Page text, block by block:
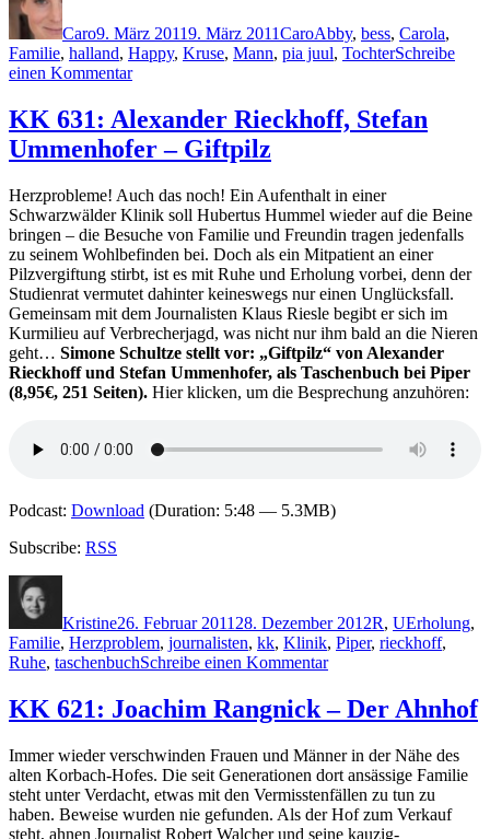
Caro9. März 20119. März 2011CaroAbby, bess, Carola,
Familie, halland, Happy, Kruse, Mann, pia juul, TochterSchreibe
einen Kommentarzu
641:
Pia
Juul
Das
Leben
nach
dem
Happy
End
KK 631: Alexander Rieckhoff, Stefan
Ummenhofer – Giftpilz
Herzprobleme! Auch das noch! Ein Aufenthalt in einer
Schwarzwälder Klinik soll Hubertus Hummel wieder auf die Beine
bringen – die Besuche von Familie und Freundin tragen jedenfalls
zu seinem Wohlbefinden bei. Doch als ein Mitpatient an einer
Pilzvergiftung stirbt, ist es mit Ruhe und Erholung vorbei, denn der
Studienrat vermutet dahinter keineswegs nur einen Unglücksfall.
Gemeinsam mit dem Journalisten Klaus Riesle begibt er sich im
Kurmilieu auf Verbrecherjagd, was nicht nur ihm bald an die Nieren
geht… Simone Schultze stellt vor: „Giftpilz“ von Alexander
Rieckhoff und Stefan Ummenhofer, als Taschenbuch bei Piper
(8,95€, 251 Seiten). Hier klicken, um die Besprechung anzuhören:
Podcast: Download (Duration: 5:48 — 5.3MB)
Subscribe: RSS
Kristine26. Februar 2011 28. Dezember 2012R, UErholung,
Familie, Herzproblem, journalisten, kk, Klinik, Piper, rieckhoff,
Ruhe, taschenbuchSchreibe einen Kommentarzu
631:
Alexander
Stefan
Ummenhofer
–
Giftpilz
KK 621: Joachim Rangnick – Der Ahnhof
Immer wieder verschwinden Frauen und Männer in der Nähe des
alten Korbach-Hofes. Die seit Generationen dort ansässige Familie
steht unter Verdacht, etwas mit den Vermisstenfällen zu tun zu
haben. Beweise wurden nie gefunden. Als der Hof zum Verkauf
steht, ahnen Journalist Robert Walcher und seine kauzig-